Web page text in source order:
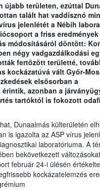
újabb területen, ezúttal
talált hat vaddisznó
jelenlétét a Nébih
a friss
módosításáról döntött:
négy vadgazdálkodási
fertőzött területté,
kockázatúvá vált Győr-
elsősorban a
azonban a
tartóktól is fokozott
Dunaalmás külterületén
is igazolta az ASP vírus
laboratóriuma. A
bekövetkezett
február 24-i ülésén
kockázatelemzés